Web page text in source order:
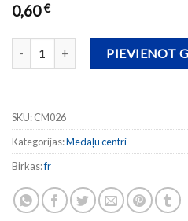
0,60€
Medaļas centrs M026 daudzums
PIEVIENOT
SKU:CM026
Kategorijas:Medaļu centri
Birkas:fr